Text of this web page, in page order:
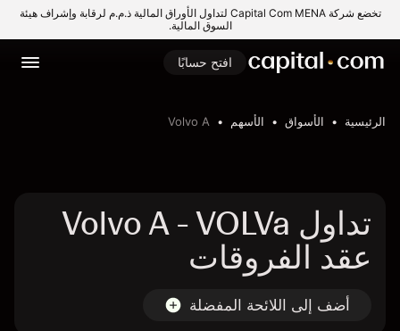
تخضع شركة Capital Com MENA لتداول الأوراق المالية ذ.م.م لرقابة وإشراف هيئة
السوق المالية.
افتح حسابًا
الرئيسية الأسواق الأسهم Volvo A
تداول Volvo A - VOLVa
عقد الفروقات
أضف إلى اللائحة المفضلة